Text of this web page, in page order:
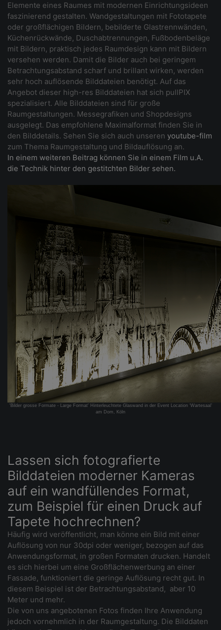
Elemente eines Raumes mit modernen Einrichtungsideen
faszinierend gestalten. Wandgestaltungen mit Fototapete
oder großflächigen Bildern, bebilderte Glastrennwänden,
Küchenrückwände, Duschabtrennungen, Fußbodenbeläge
mit Bildern, praktisch jedes Raumdesign kann mit Bildern
versehen werden. Damit die Bilder auch bei geringem
Betrachtungsabstand scharf und brillant wirken, werden
sehr hoch auflösende Bilddateien benötigt. Auf das
Angebot dieser high-res Bilddateien hat sich pullPIX
spezialisiert. Alle Bilddateien sind für große
Raumgestaltungen. Messegrafiken und Shopdesigns
ausgelegt. Das empfohlene Maximalformat finden Sie in
den Bilddetails. Sehen Sie sich auch unseren youtube-film
zum Thema Raumgestaltung und Bildauflösung an.
In einem weiteren Beitrag können Sie in einem Film u.A.
die Technik hinter den gestitchten Bilder sehen.
'Bilder grosse Formate - Large Format' Hinterleuchtete Glaswand in der Event Location ‘Wartesaal’
am Dom, Köln
Lassen sich fotografierte
Bilddateien moderner Kameras
auf ein wandfüllendes Format,
zum Beispiel für einen Druck auf
Tapete hochrechnen?
Häufig wird veröffentlicht, man könne ein Bild mit einer
Auflösung von nur 30dpi oder weniger, bezogen auf das
Anwendungsformat, in großen Formaten drucken. Handelt
es sich hierbei um eine Großflächenwerbung an einer
Fassade, funktioniert die geringe Auflösung recht gut. In
diesem Beispiel ist der Betrachtungsabstand, aber 10
Meter und mehr.
Die von uns angebotenen Fotos finden Ihre Anwendung
jedoch vornehmlich in der Raumgestaltung. Die Bilddaten